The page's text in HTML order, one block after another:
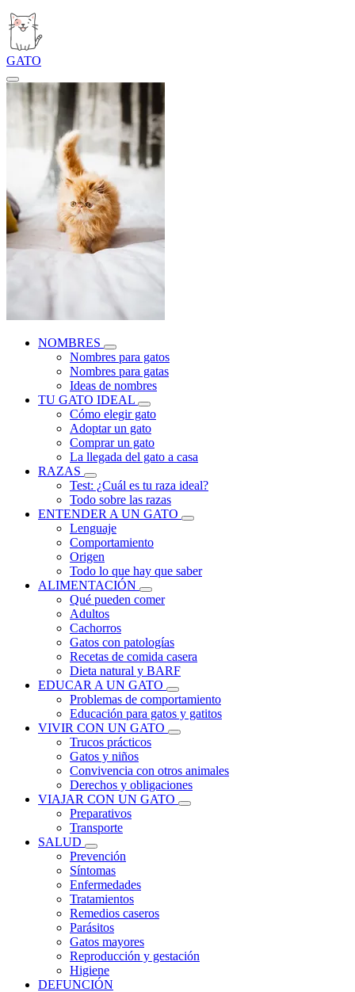
GATO
NOMBRES
Nombres para gatos
Nombres para gatas
Ideas de nombres
TU GATO IDEAL
Cómo elegir gato
Adoptar un gato
Comprar un gato
La llegada del gato a casa
RAZAS
Test: ¿Cuál es tu raza ideal?
Todo sobre las razas
ENTENDER A UN GATO
Lenguaje
Comportamiento
Origen
Todo lo que hay que saber
ALIMENTACIÓN
Qué pueden comer
Adultos
Cachorros
Gatos con patologías
Recetas de comida casera
Dieta natural y BARF
EDUCAR A UN GATO
Problemas de comportamiento
Educación para gatos y gatitos
VIVIR CON UN GATO
Trucos prácticos
Gatos y niños
Convivencia con otros animales
Derechos y obligaciones
VIAJAR CON UN GATO
Preparativos
Transporte
SALUD
Prevención
Síntomas
Enfermedades
Tratamientos
Remedios caseros
Parásitos
Gatos mayores
Reproducción y gestación
Higiene
DEFUNCIÓN